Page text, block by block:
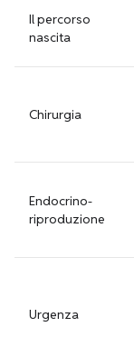
Il percorso
nascita
Chirurgia
Endocrino-
riproduzione
Urgenza